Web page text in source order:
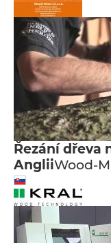
Řezání dřeva
AngliiWood-